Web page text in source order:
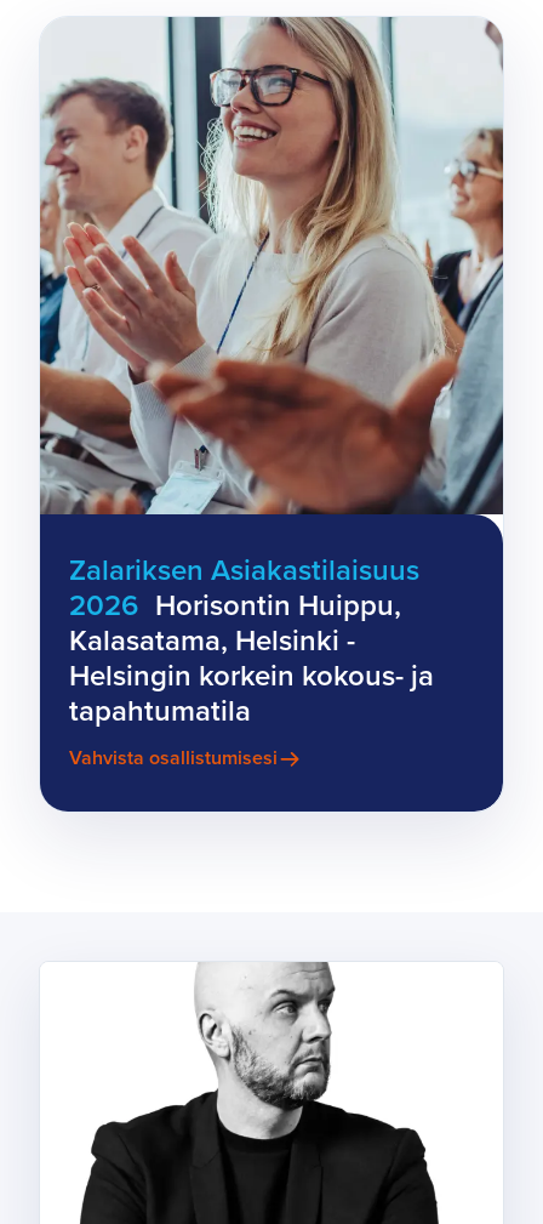
Zalariksen Asiakastilaisuus
2026 Horisontin Huippu,
Kalasatama, Helsinki -
Helsingin korkein kokous- ja
tapahtumatila
Vahvista osallistumisesi